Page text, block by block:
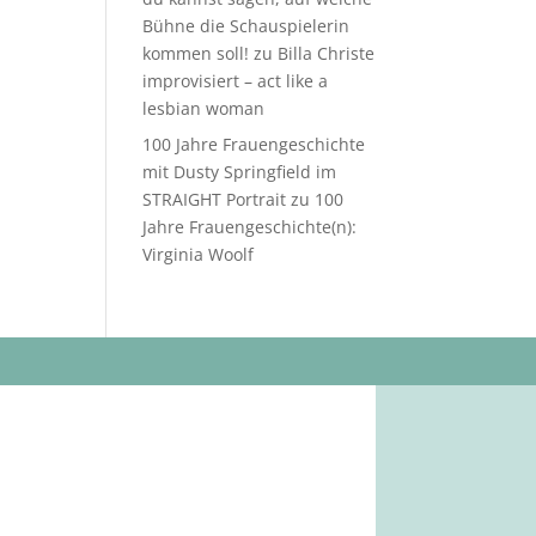
Bühne die Schauspielerin
kommen soll! zu Billa Christe
improvisiert – act like a
lesbian woman
100 Jahre Frauengeschichte
mit Dusty Springfield im
STRAIGHT Portrait zu 100
Jahre Frauengeschichte(n):
Virginia Woolf